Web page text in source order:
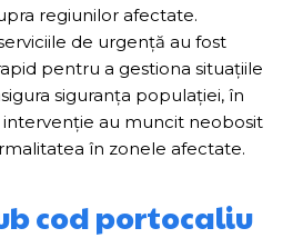
regiunilor afectate.
de urgență au fost
pentru a gestiona situațiile
siguranța populației, în
au muncit neobosit
în zonele afectate.
cod portocaliu